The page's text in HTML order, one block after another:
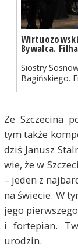
Bywalca.
Siostry
Bagińskiego.
Ze Szczecina
tym także
dziś Janusz
wie, że w
– jeden z
na świecie. W
jego
i fortepian.
urodzin.